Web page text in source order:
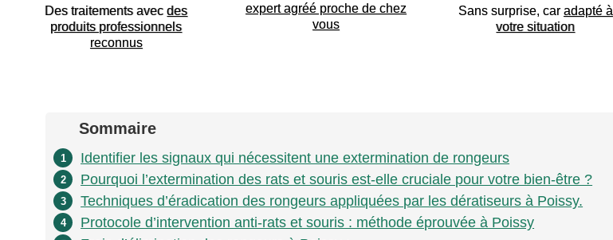
Des traitements avecdes
produits professionnels
reconnus
expert agréé proche de chez
vous
Sans surprise, car adapté à
votre situation
Sommaire
1 Identifier les signaux qui nécessitent une extermination de rongeurs
2 Pourquoi l’extermination des rats et souris est-elle cruciale pour votre bien-être ?
3 Techniques d’éradication des rongeurs appliquées par les dératiseurs à Poissy.
4 Protocole d’intervention anti-rats et souris : méthode éprouvée à Poissy